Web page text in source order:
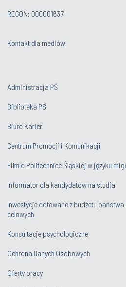
REGON: 000001637
Kontakt dla mediów
Administracja PŚ
Biblioteka PŚ
Biuro Karier
Centrum Promocji i Komunikacji
Film o Politechnice Śląskiej w języku
Informator dla kandydatów na studia
Inwestycje dotowane z budżetu
celowych
Konsultacje psychologiczne
Ochrona Danych Osobowych
Oferty pracy